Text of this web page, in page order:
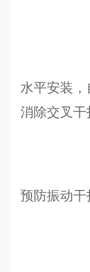
水平安装，
消除交叉
预防振动干